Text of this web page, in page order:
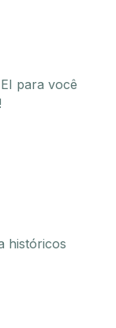
para você
históricos